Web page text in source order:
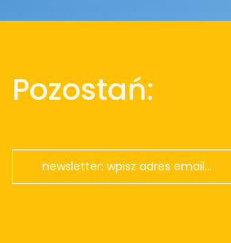
Pozostań: